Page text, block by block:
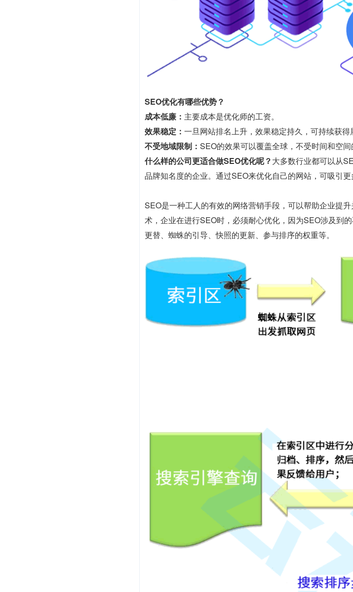
SEO优化有哪些优势？
成本低廉： 主要成本是优化师的工资。
效果稳定： 一旦网站排名上升，效果稳定持久，可持续获得
不受地域限制： SEO的效果可以覆盖全球，不受时间和空间
什么样的公司更适合做SEO优化呢？大多数行业都可以从
品牌知名度的企业。通过SEO来优化自己的网站，可吸引更
SEO是一种工人的有效的网络营销手段，可以帮助企业提
术，企业在进行SEO时，必须耐心优化，因为SEO涉及到
更替、蜘蛛的引导、快照的更新、参与排序的权重等。